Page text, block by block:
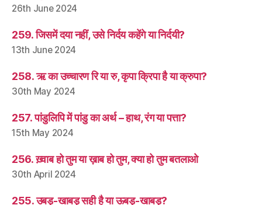
26th June 2024
259. जिसमें दया नहीं, उसे निर्दय कहेंगे या निर्दयी?
13th June 2024
258. ऋ का उच्चारण रि या रु, कृपा क्रिपा है या क्रुपा?
30th May 2024
257. पांडुलिपि में पांडु का अर्थ – हाथ, रंग या पत्ता?
15th May 2024
256. ख़्वाब हो तुम या ख़ाब हो तुम, क्या हो तुम बतलाओ
30th April 2024
255. उबड़-खाबड़ सही है या ऊबड़-खाबड़?